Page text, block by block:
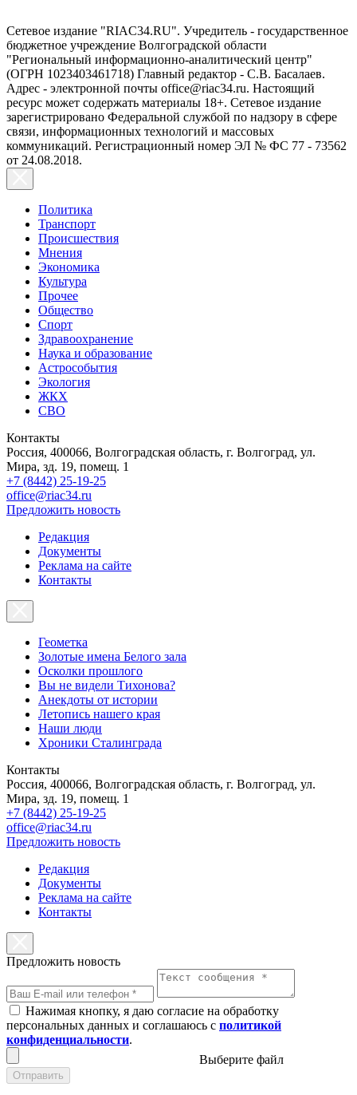
Сетевое издание "RIAC34.RU". Учредитель - государственное
бюджетное учреждение Волгоградской области
"Региональный информационно-аналитический центр"
(ОГРН 1023403461718) Главный редактор - С.В. Басалаев.
Адрес - электронной почты office@riac34.ru. Настоящий
ресурс может содержать материалы 18+. Сетевое издание
зарегистрировано Федеральной службой по надзору в сфере
связи, информационных технологий и массовых
коммуникаций. Регистрационный номер ЭЛ № ФС 77 - 73562
от 24.08.2018.
Политика
Транспорт
Происшествия
Мнения
Экономика
Культура
Прочее
Общество
Спорт
Здравоохранение
Наука и образование
Астрособытия
Экология
ЖКХ
СВО
Контакты
Россия, 400066, Волгоградская область, г. Волгоград, ул.
Мира, зд. 19, помещ. 1
+7 (8442) 25-19-25
office@riac34.ru
Предложить новость
Редакция
Документы
Реклама на сайте
Контакты
Геометка
Золотые имена Белого зала
Осколки прошлого
Вы не видели Тихонова?
Анекдоты от истории
Летопись нашего края
Наши люди
Хроники Сталинграда
Контакты
Россия, 400066, Волгоградская область, г. Волгоград, ул.
Мира, зд. 19, помещ. 1
+7 (8442) 25-19-25
office@riac34.ru
Предложить новость
Редакция
Документы
Реклама на сайте
Контакты
Предложить новость
Нажимая кнопку, я даю согласие на обработку
персональных данных и соглашаюсь с политикой
конфиденциальности.
Выберите файл
Отправить